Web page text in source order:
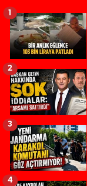
1
2
3
4